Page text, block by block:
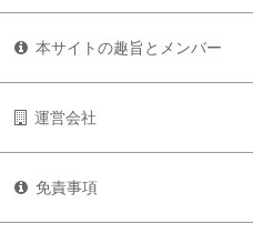
本サイトの趣旨とメンバー
運営会社
免責事項